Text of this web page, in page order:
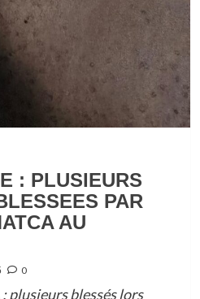
: PLUSIEURS
PAR
AU
0
plusieurs blessés lors